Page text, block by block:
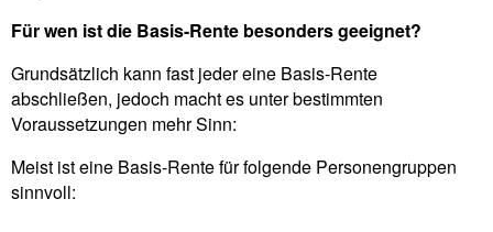
Für wen ist die Basis-Rente besonders geeignet?
Grundsätzlich kann fast jeder eine Basis-Rente
abschließen, jedoch macht es unter bestimmten
Voraussetzungen mehr Sinn:
Meist ist eine Basis-Rente für folgende Personengruppen
sinnvoll: